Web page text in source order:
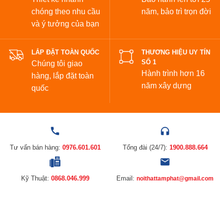
chóng theo nhu cầu
và ý tưởng của bạn
năm, bảo trì trọn đời
LẮP ĐẶT TOÀN QUỐC
Chúng tôi giao
hàng, lắp đặt toàn
quốc
THƯƠNG HIỆU UY TÍN
SỐ 1
Hành trình hơn 16
năm xây dựng
Tư vấn bán hàng: 0976.601.601 Tổng đài (24/7): 1900.888.664
Kỹ Thuật: 0868.046.999 Email: noithattamphat@gmail.com